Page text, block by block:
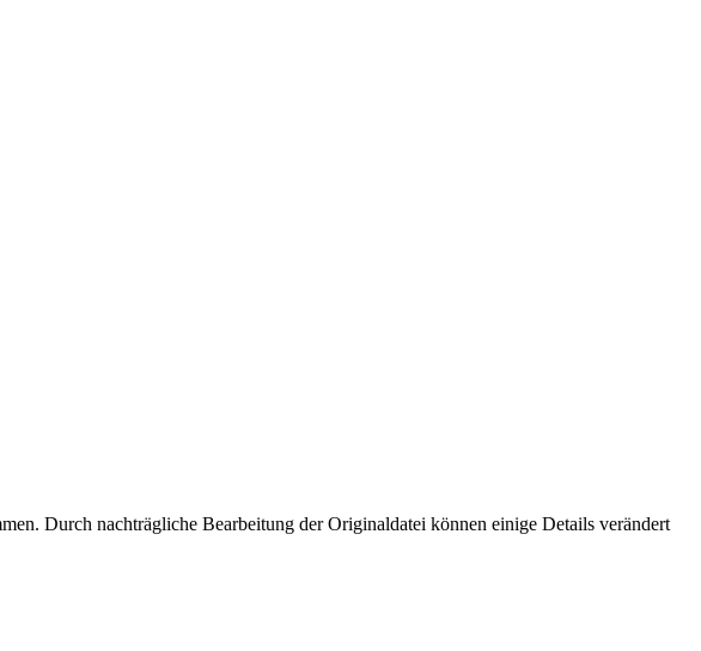
Durch nachträgliche Bearbeitung der Originaldatei können einige Details verändert